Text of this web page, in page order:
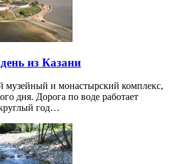
из Казани
и монастырский комплекс,
дня. Дорога по воде работает
год…